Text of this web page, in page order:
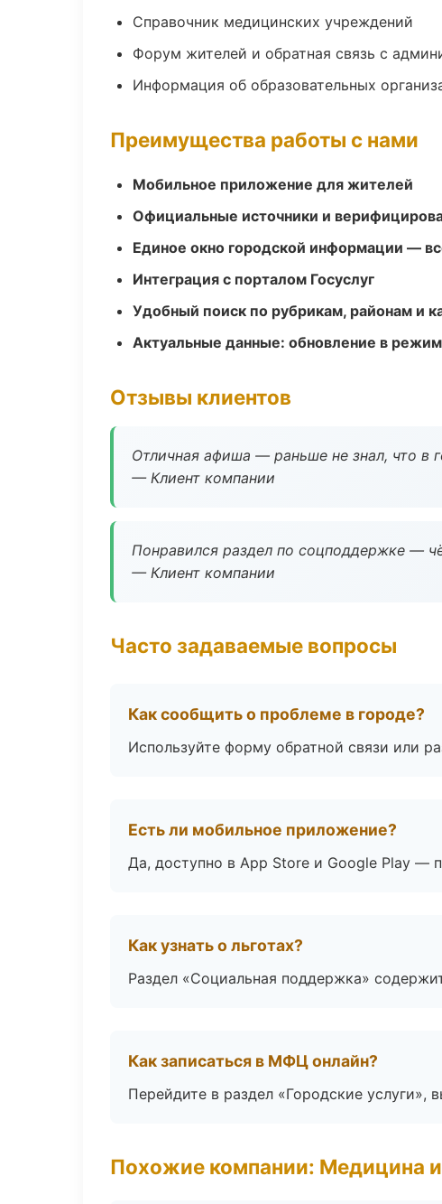
Справочник медицинских учреждений
Форум жителей и обратная связь с
Информация об образовательных
Преимущества работы с нами
Мобильное приложение для жителей
Официальные источники и
Единое окно городской информации —
Интеграция с порталом Госуслуг
Удобный поиск по рубрикам, районам и
Актуальные данные: обновление в
Отзывы клиентов
Отличная афиша — раньше не знал, что в
— Клиент компании
Понравился раздел по соцподдержке —
— Клиент компании
Часто задаваемые вопросы
Как сообщить о проблеме в городе?
Используйте форму обратной связи или
Есть ли мобильное приложение?
Да, доступно в App Store и Google Play —
Как узнать о льготах?
Раздел «Социальная поддержка»
Как записаться в МФЦ онлайн?
Перейдите в раздел «Городские
Похожие компании: Медицина